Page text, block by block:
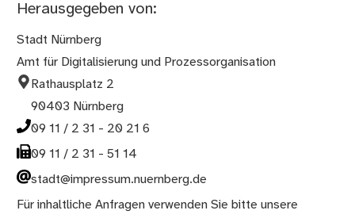
Herausgegeben von:
Stadt Nürnberg
Amt für Digitalisierung und Prozessorganisation
Rathausplatz 2
90403 Nürnberg
09 11 / 2 31 - 20 21 6
09 11 / 2 31 - 51 14
stadt@impressum.nuernberg.de
Für inhaltliche Anfragen verwenden Sie bitte unsere